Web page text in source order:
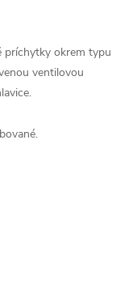
príchytky okrem typu
ventilovou